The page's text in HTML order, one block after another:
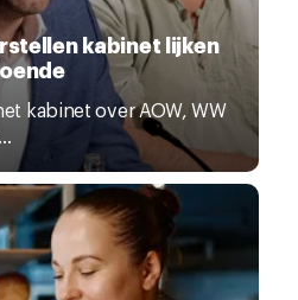
kabinet lijken
kabinet over AOW, WW